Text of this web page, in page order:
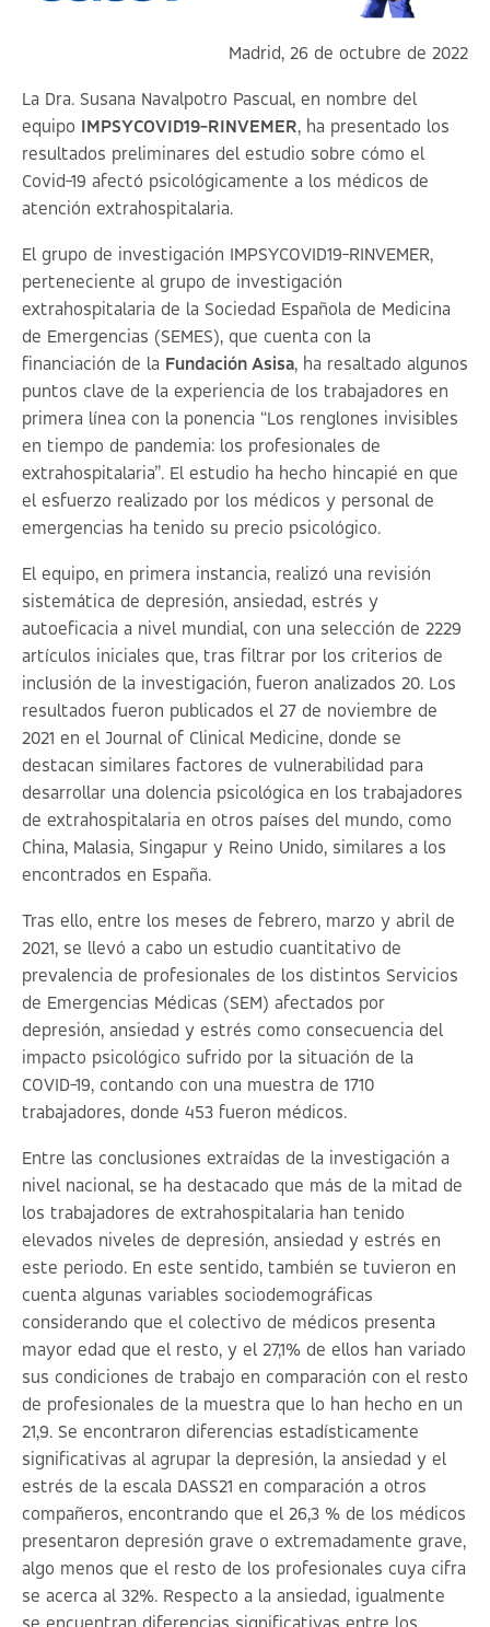
Madrid, 26 de octubre de 2022
La Dra. Susana Navalpotro Pascual, en nombre del
equipo
IMPSYCOVID19-RINVEMER, ha presentado los
resultados preliminares del estudio sobre cómo el
Covid-19 afectó psicológicamente a los médicos de
atención extrahospitalaria.
El grupo de investigación IMPSYCOVID19-RINVEMER,
perteneciente al grupo de investigación
extrahospitalaria de la Sociedad Española de Medicina
de Emergencias (SEMES), que cuenta con la
financiación de la Fundación Asisa, ha resaltado algunos
puntos clave de la experiencia de los trabajadores en
primera línea con la ponencia “Los renglones invisibles
en tiempo de pandemia: los profesionales de
extrahospitalaria”. El estudio ha hecho hincapié en que
el esfuerzo realizado por los médicos y personal de
emergencias ha tenido su precio psicológico.
El equipo, en primera instancia, realizó una revisión
sistemática de depresión, ansiedad, estrés y
autoeficacia a nivel mundial, con una selección de 2229
artículos iniciales que, tras filtrar por los criterios de
inclusión de la investigación, fueron analizados 20. Los
resultados fueron publicados el 27 de noviembre de
2021 en el Journal of Clinical Medicine, donde se
destacan similares factores de vulnerabilidad para
desarrollar una dolencia psicológica en los trabajadores
de extrahospitalaria en otros países del mundo, como
China, Malasia, Singapur y Reino Unido, similares a los
encontrados en España.
Tras ello, entre los meses de febrero, marzo y abril de
2021, se llevó a cabo un estudio cuantitativo de
prevalencia de profesionales de los distintos Servicios
de Emergencias Médicas (SEM) afectados por
depresión, ansiedad y estrés como consecuencia del
impacto psicológico sufrido por la situación de la
COVID-19, contando con una muestra de 1710
trabajadores, donde 453 fueron médicos.
Entre las conclusiones extraídas de la investigación a
nivel nacional, se ha destacado que más de la mitad de
los trabajadores de extrahospitalaria han tenido
elevados niveles de depresión, ansiedad y estrés en
este periodo. En este sentido, también se tuvieron en
cuenta algunas variables sociodemográficas
considerando que el colectivo de médicos presenta
mayor edad que el resto, y el 27,1% de ellos han variado
sus condiciones de trabajo en comparación con el resto
de profesionales de la muestra que lo han hecho en un
21,9. Se encontraron diferencias estadísticamente
significativas al agrupar la depresión, la ansiedad y el
estrés de la escala DASS21 en comparación a otros
compañeros, encontrando que el 26,3 % de los médicos
presentaron depresión grave o extremadamente grave,
algo menos que el resto de los profesionales cuya cifra
se acerca al 32%. Respecto a la ansiedad, igualmente